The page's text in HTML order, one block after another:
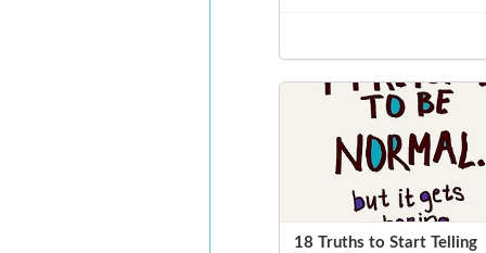
18 Truths to Start Telling